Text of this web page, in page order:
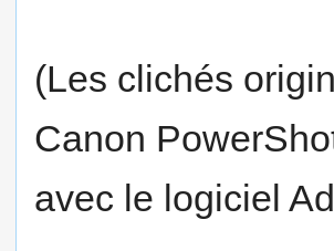
(Les clichés
Canon
avec le logiciel